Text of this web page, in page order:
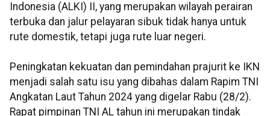
Indonesia (ALKI) II, yang merupakan wilayah perairan
terbuka dan jalur pelayaran sibuk tidak hanya untuk
rute domestik, tetapi juga rute luar negeri.
Peningkatan kekuatan dan pemindahan prajurit ke IKN
menjadi salah satu isu yang dibahas dalam Rapim TNI
Angkatan Laut Tahun 2024 yang digelar Rabu (28/2).
Rapat pimpinan TNI AL tahun ini merupakan tindak